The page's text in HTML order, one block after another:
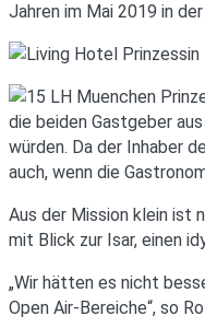
Jahren im Mai 2019 in
die beiden Gastgeber
würden. Da der Inhaber
auch, wenn die
Aus der Mission klein ist
mit Blick zur Isar, einen
„Wir hätten es nicht
Open Air-Bereiche“, so